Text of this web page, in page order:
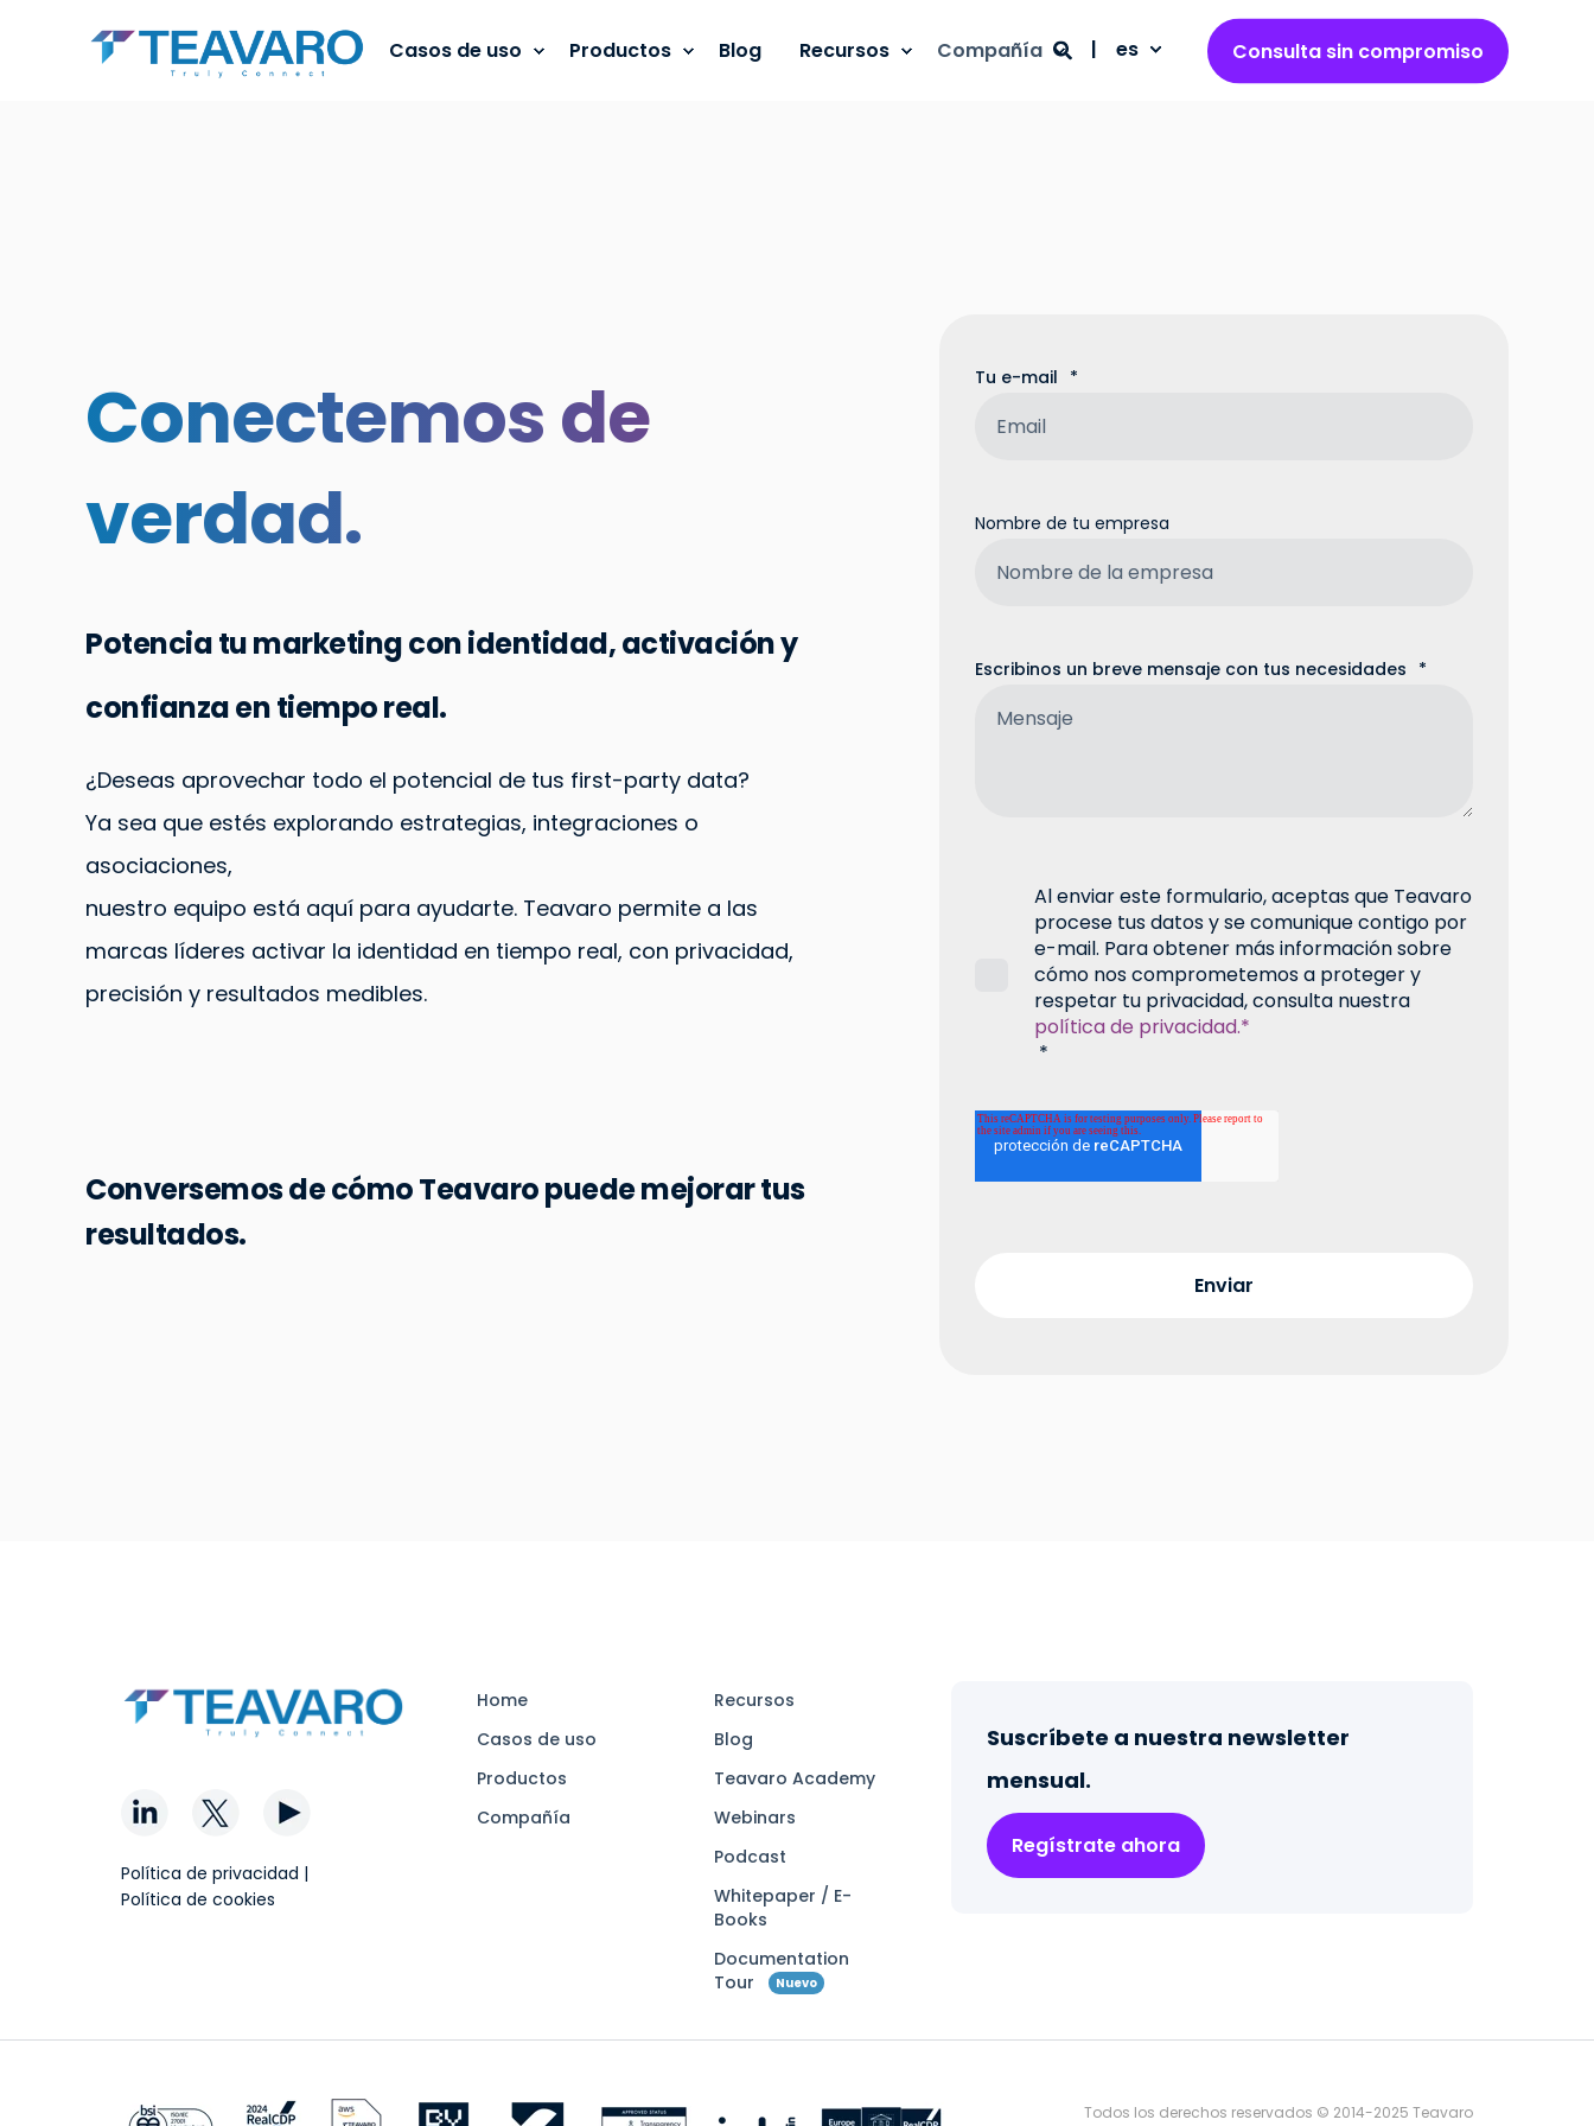
Casos de uso Productos Blog Recursos Compañía es Consulta sin compromiso
Conectemos de
verdad.
Potencia tu marketing con identidad, activación y
confianza en tiempo real.
¿Deseas aprovechar todo el potencial de tus first-party data?
Ya sea que estés explorando estrategias, integraciones o
asociaciones,
nuestro equipo está aquí para ayudarte. Teavaro permite a las
marcas líderes activar la identidad en tiempo real, con privacidad,
precisión y resultados medibles.
Conversemos de cómo Teavaro puede mejorar tus
resultados.
Tu e-mail *
Nombre de tu empresa
Escribinos un breve mensaje con tus necesidades *
Al enviar este formulario, aceptas que Teavaro
procese tus datos y se comunique contigo por
e-mail. Para obtener más información sobre
cómo nos comprometemos a proteger y
respetar tu privacidad, consulta nuestra
política de privacidad.*
*
Política de privacidad |
Política de cookies
Home
Casos de uso
Productos
Compañía
Recursos
Blog
Teavaro Academy
Webinars
Podcast
Whitepaper / E-
Books
Documentation
Tour
Nuevo
Suscríbete a nuestra newsletter
mensual.
Regístrate ahora
Todos los derechos reservados © 2014-2025 Teavaro